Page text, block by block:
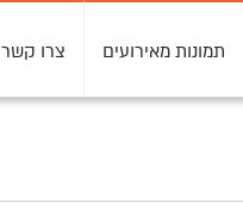
תמונות מאירועים צרו קשר